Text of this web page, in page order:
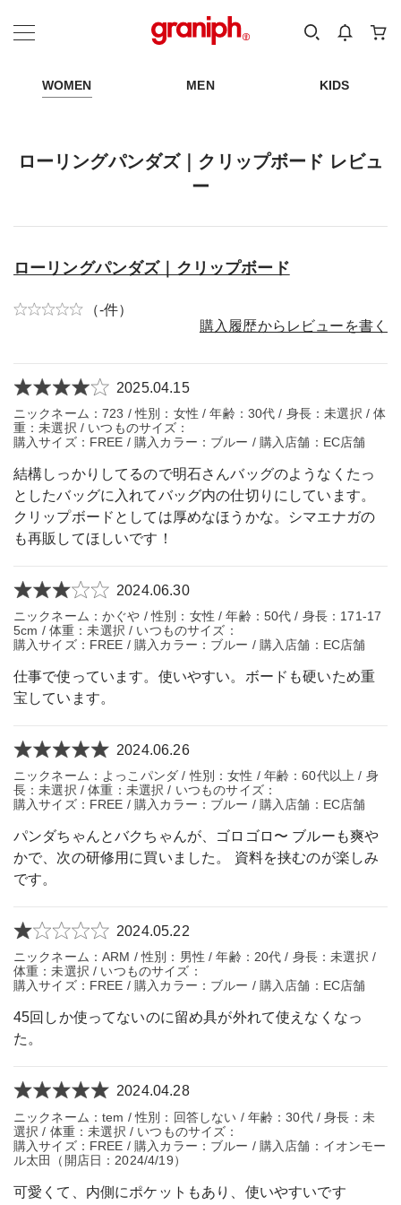
カテゴリーから探す
WOMEN MEN KIDS
ローリングパンダズ｜クリップボード レビュ
ー
ローリングパンダズ｜クリップボード
（-件）
購入履歴からレビューを書く
2025.04.15
ニックネーム：723 / 性別：女性 / 年齢：30代 / 身長：未選択 / 体
重：未選択 / いつものサイズ：
購入サイズ：FREE / 購入カラー：ブルー / 購入店舗：EC店舗
結構しっかりしてるので明石さんバッグのようなくたっ
としたバッグに入れてバッグ内の仕切りにしています。
クリップボードとしては厚めなほうかな。シマエナガの
も再販してほしいです！
2024.06.30
ニックネーム：かぐや / 性別：女性 / 年齢：50代 / 身長：171-17
5cm / 体重：未選択 / いつものサイズ：
購入サイズ：FREE / 購入カラー：ブルー / 購入店舗：EC店舗
仕事で使っています。使いやすい。ボードも硬いため重
宝しています。
2024.06.26
ニックネーム：よっこパンダ / 性別：女性 / 年齢：60代以上 / 身
長：未選択 / 体重：未選択 / いつものサイズ：
購入サイズ：FREE / 購入カラー：ブルー / 購入店舗：EC店舗
パンダちゃんとバクちゃんが、ゴロゴロ〜 ブルーも爽や
かで、次の研修用に買いました。 資料を挟むのが楽しみ
です。
2024.05.22
ニックネーム：ARM / 性別：男性 / 年齢：20代 / 身長：未選択 /
体重：未選択 / いつものサイズ：
購入サイズ：FREE / 購入カラー：ブルー / 購入店舗：EC店舗
45回しか使ってないのに留め具が外れて使えなくなっ
た。
2024.04.28
ニックネーム：tem / 性別：回答しない / 年齢：30代 / 身長：未
選択 / 体重：未選択 / いつものサイズ：
購入サイズ：FREE / 購入カラー：ブルー / 購入店舗：イオンモー
ル太田（開店日：2024/4/19）
可愛くて、内側にポケットもあり、使いやすいです